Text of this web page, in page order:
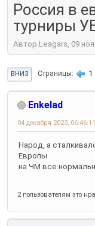
Россия в
турниры
Автор Leagars, 09
ВНИЗ Страницы 1
Enkelad
04 декабря 2023, 06:46:11
Народ, а
Европы
на ЧМ все
2 пользователям это